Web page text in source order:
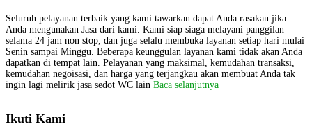
Seluruh pelayanan terbaik yang kami tawarkan dapat Anda rasakan jika
Anda mengunakan Jasa dari kami. Kami siap siaga melayani panggilan
selama 24 jam non stop, dan juga selalu membuka layanan setiap hari mulai
Senin sampai Minggu. Beberapa keunggulan layanan kami tidak akan Anda
dapatkan di tempat lain. Pelayanan yang maksimal, kemudahan transaksi,
kemudahan negoisasi, dan harga yang terjangkau akan membuat Anda tak
ingin lagi melirik jasa sedot WC lain Baca selanjutnya
Ikuti Kami